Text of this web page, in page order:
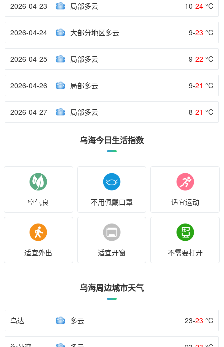
2026-04-23 局部多云 10-24 °C
2026-04-24 大部分地区多云 9-23 °C
2026-04-25 局部多云 9-22 °C
2026-04-26 局部多云 9-21 °C
2026-04-27 局部多云 8-21 °C
乌海今日生活指数
空气良 不用佩戴口罩 适宜运动
适宜外出 适宜开窗 不需要打开
乌海周边城市天气
乌达 多云 23-23 °C